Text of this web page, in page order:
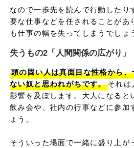
なので一歩先を読んで行動したり
要な仕事などを任されることがあ
も仕事の幅を失ってしまうでしょ
失うもの2「人間関係の広がり」
頭の固い人は真面目な性格から
ない奴と思われがちです。それは
影響を及ぼします。大人になると
飲み会や、社内の行事などに参加
ょう。
そういった場面で一緒に盛り上が